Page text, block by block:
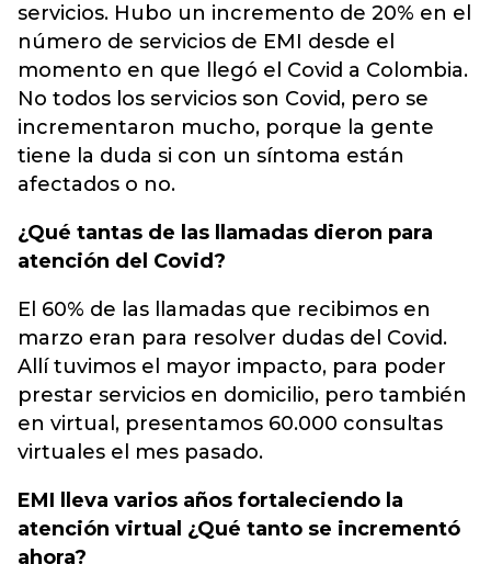
servicios. Hubo un incremento de 20% en el
número de servicios de EMI desde el
momento en que llegó el Covid a Colombia.
No todos los servicios son Covid, pero se
incrementaron mucho, porque la gente
tiene la duda si con un síntoma están
afectados o no.
¿Qué tantas de las llamadas dieron para
atención del Covid?
El 60% de las llamadas que recibimos en
marzo eran para resolver dudas del Covid.
Allí tuvimos el mayor impacto, para poder
prestar servicios en domicilio, pero también
en virtual, presentamos 60.000 consultas
virtuales el mes pasado.
EMI lleva varios años fortaleciendo la
atención virtual ¿Qué tanto se incrementó
ahora?